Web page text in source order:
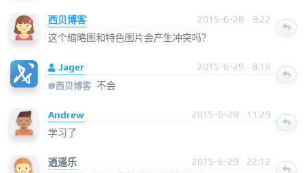
西贝博客 2015-6-28 · 9:22
这个缩略图和特色图片会产生冲突吗？
Jager
2015-6-29 · 8:16
@西贝博客 不会
Andrew 2015-6-28 · 11:29
学习了
逍遥乐 2015-6-29 · 22:12